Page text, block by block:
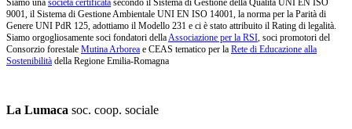
Siamo una società certificata secondo il Sistema di Gestione della Qualità UNI EN ISO
9001, il Sistema di Gestione Ambientale UNI EN ISO 14001, la norma per la Parità di
Genere UNI PdR 125, adottiamo il Modello 231 e ci è stato attribuito il Rating di legalità.
Siamo orgogliosamente soci fondatori dellaAssociazione per la RSI, soci promotori del
Consorzio forestale Mutina Arborea e CEAS tematico per la Rete di Educazione alla
Sostenibilità della Regione Emilia-Romagna
La Lumaca soc. coop. sociale